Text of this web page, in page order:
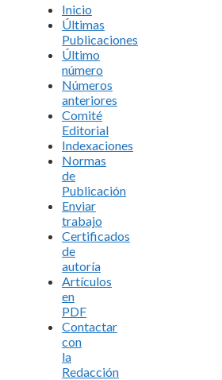
Inicio
Últimas
Publicaciones
Último
número
Números
anteriores
Comité
Editorial
Indexaciones
Normas
de
Publicación
Enviar
trabajo
Certificados
de
autoría
Artículos
en
PDF
Contactar
con
la
Redacción